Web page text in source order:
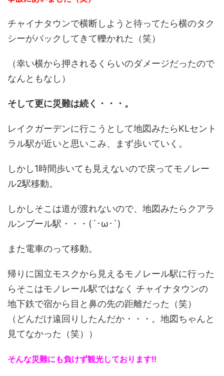
チャイナタウンで横断しようと待ってたら横のタク
シーがバックしてきて轢かれた（笑）
（幸い横から押されるくらいのダメージだったので
なんともなし）
そして更に災難は続く・・・。
レイクガーデンに行こうとして地図みたらKLセント
ラル駅が近いと思いこみ、まず歩いていく。
しかし1時間歩いても見えないので戻ってモノレー
ル2駅移動。
しかしそこは道が渡れないので、地図みたらクアラ
ルンプール駅・・・(´･ω･`)
また電車のって移動。
帰りに国立モスクから見えるモノレール駅に行った
らそこはモノレール駅ではなく チャイナタウンの
地下鉄で宿から目と鼻の先の距離だった（笑）
（どんだけ遠回りしたんだか・・・。地図ちゃんと
見てなかった（笑））
そんな災難にも負けず観光しております!!